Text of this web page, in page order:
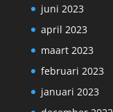
juni 2023
april 2023
maart 2023
februari 2023
januari 2023